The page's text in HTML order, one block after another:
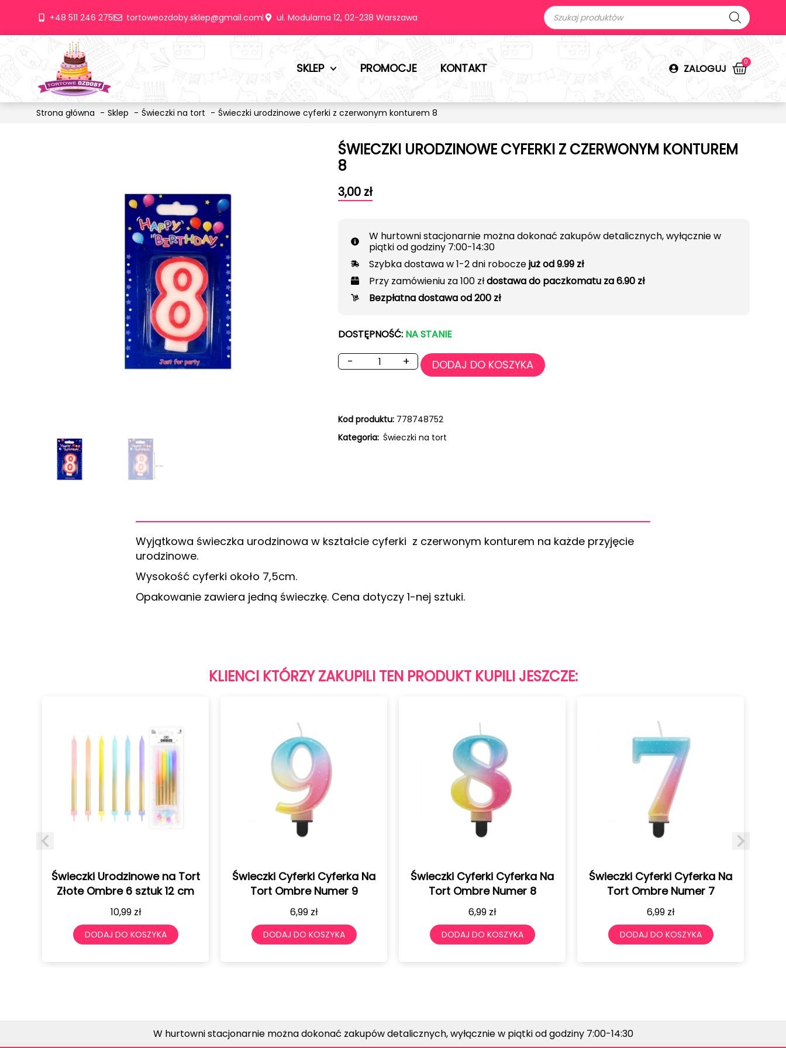
+48 511 246 275 tortoweozdoby.sklep@gmail.com ul. Modularna 12, 02-238 Warszawa
SKLEP PROMOCJE KONTAKT ZALOGUJ
0
Strona główna Sklep Świeczki na tort Świeczki urodzinowe cyferki z czerwonym konturem 8
ŚWIECZKI URODZINOWE CYFERKI Z CZERWONYM KONTUREM
8
3,00 zł
W hurtowni stacjonarnie można dokonać zakupów detalicznych, wyłącznie w
piątki od godziny 7:00-14:30
Szybka dostawa w 1-2 dni roboczejuż od 9.99 zł
Przy zamówieniu za 100 złdostawa do paczkomatu za 6.90 zł
Bezpłatna dostawa od 200 zł
DOSTĘPNOŚĆ: NA STANIE
− + DODAJ DO KOSZYKA
Kod produktu: 778748752
Kategoria: Świeczki na tort
Wyjątkowa świeczka urodzinowa w kształcie cyferki z czerwonym konturem na każde przyjęcie
urodzinowe.
Wysokość cyferki około 7,5cm.
Opakowanie zawiera jedną świeczkę. Cena dotyczy 1-nej sztuki.
KLIENCI KTÓRZY ZAKUPILI TEN PRODUKT KUPILI JESZCZE:
Świeczki Urodzinowe na Tort
Złote Ombre 6 sztuk 12 cm
10,99 zł
DODAJ DO KOSZYKA
Świeczki Cyferki Cyferka Na
Tort Ombre Numer 9
6,99 zł
DODAJ DO KOSZYKA
Świeczki Cyferki Cyferka Na
Tort Ombre Numer 8
6,99 zł
DODAJ DO KOSZYKA
Świeczki Cyferki Cyferka Na
Tort Ombre Numer 7
6,99 zł
DODAJ DO KOSZYKA
W hurtowni stacjonarnie można dokonać zakupów detalicznych, wyłącznie w piątki od godziny 7:00-14:30